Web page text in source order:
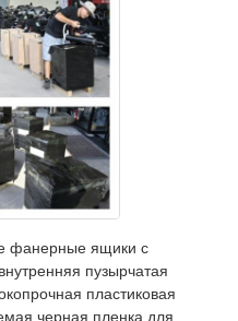
фанерные ящики с
пузырчатая
пластиковая
черная пленка для